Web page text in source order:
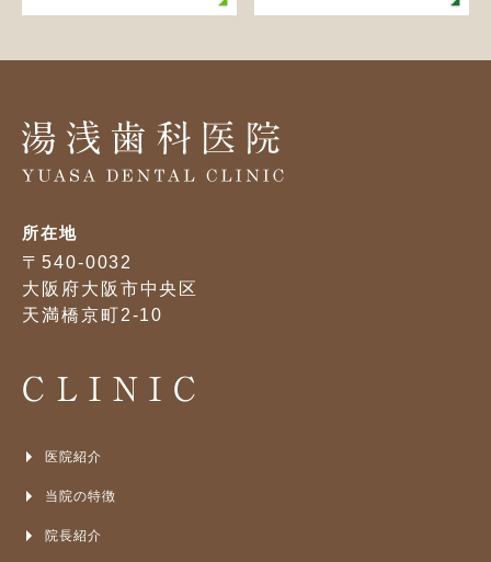
所在地
〒540-0032
大阪府大阪市中央区
天満橋京町2-10
CLINIC
医院紹介
当院の特徴
院長紹介